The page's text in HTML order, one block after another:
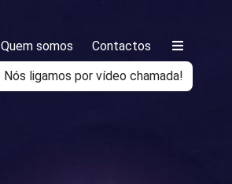
Quem somos
Contactos
Nós ligamos por vídeo chamada!